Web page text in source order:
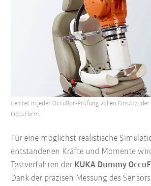
Für eine möglichst realistische
entstandenen Kräfte und Momente
Testverfahren der KUKA Dummy
Dank der präzisen Messung des
Leistet in jeder OccuBot-Prüfung vollen Einsatz:
OccuForm.